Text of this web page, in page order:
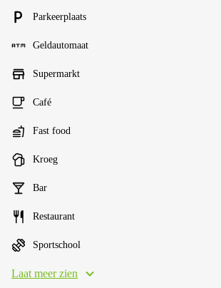
Parkeerplaats
Geldautomaat
Supermarkt
Café
Fast food
Kroeg
Bar
Restaurant
Sportschool
Laat meer zien